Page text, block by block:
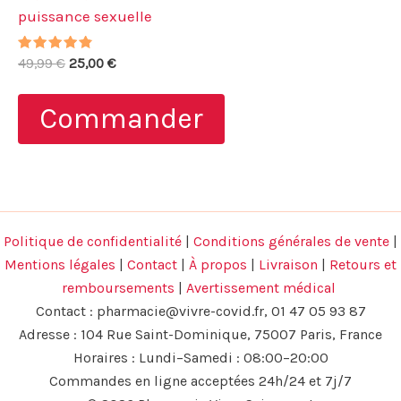
puissance sexuelle
Note
49,99€ Le
initial
était :
49,99 €.
25,00 €Le
actuel
est :
25,00 €.
Commander
Politique de confidentialité | Conditions générales de vente |
Mentions légales | Contact | À propos | Livraison | Retours et
remboursements | Avertissement médical
Contact : pharmacie@vivre-covid.fr, 01 47 05 93 87
Adresse : 104 Rue Saint-Dominique, 75007 Paris, France
Horaires : Lundi–Samedi : 08:00–20:00
Commandes en ligne acceptées 24h/24 et 7j/7